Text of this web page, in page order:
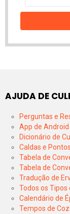
email
AJUDA DE
Perguntas e
App de Android
Dicionário de
Caldas e
Tabela de
Tabela de
Tradução de
Todos os Tipos
Calendário de
Tempos de